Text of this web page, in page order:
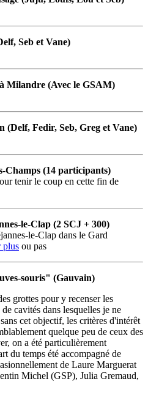
Seb et Vane)
Milandre (Avec le GSAM)
(Delf, Fedir, Seb, Greg et Vane)
Champs (14 participants)
tenir le coup en cette fin de
le-Clap (2 SCJ + 300)
le-Clap dans le Gard
plus ou pas
souris" (Gauvain)
grottes pour y recenser les
cavités dans lesquelles je ne
cet objectif, les critères d'intérêt
quelque peu de ceux des
on a été particulièrement
du temps été accompagné de
de Laure Marguerat
Michel (GSP), Julia Gremaud,